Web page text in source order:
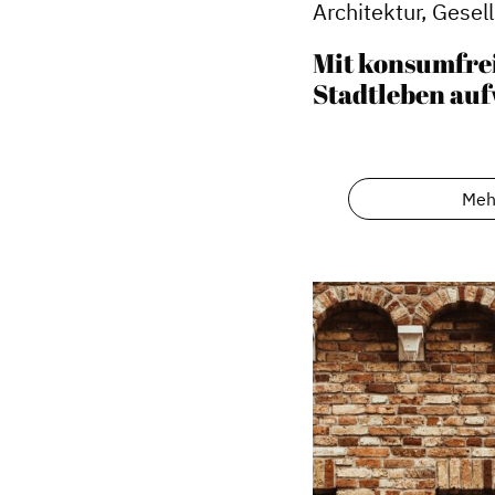
Architektur,
Mit
Stadtleben